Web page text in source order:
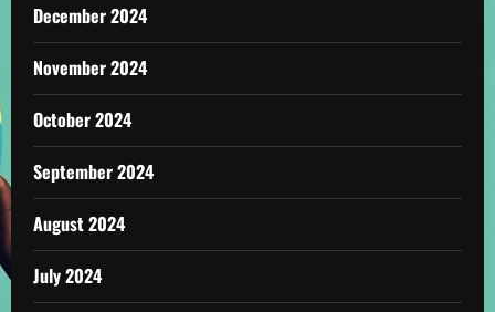
December 2024
November 2024
October 2024
September 2024
August 2024
July 2024